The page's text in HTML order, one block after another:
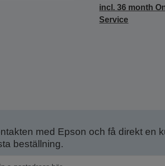
incl. 36 month
Service
med Epson och få direkt en
beställning.